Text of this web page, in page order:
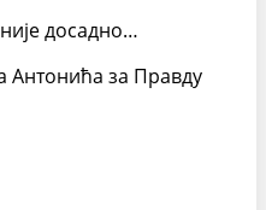
досадно…
Антонића за Правду